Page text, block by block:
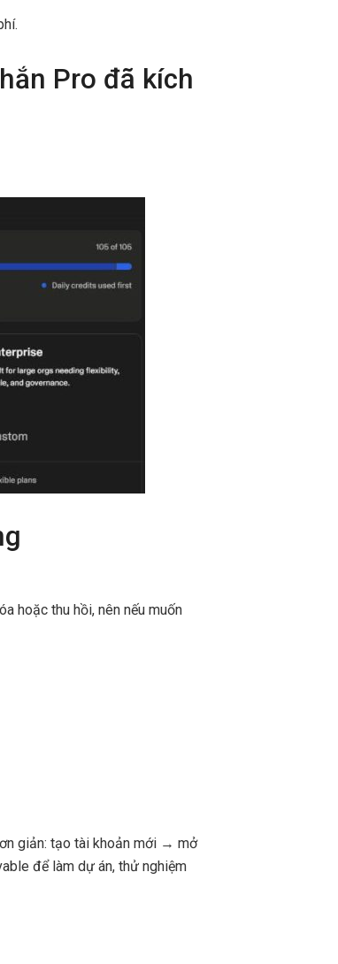
Pro đã kích
hoặc thu hồi, nên nếu muốn
giản: tạo tài khoản mới → mở
để làm dự án, thử nghiệm